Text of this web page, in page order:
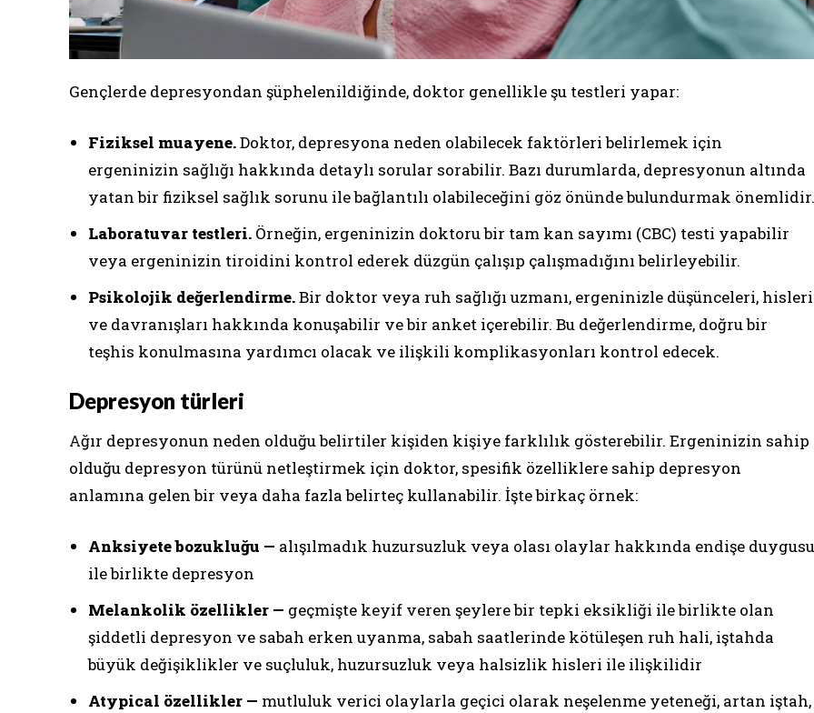
Gençlerde depresyondan şüphelenildiğinde, doktor genellikle şu testleri yapar:
Fiziksel muayene.Doktor, depresyona neden olabilecek faktörleri belirlemek için
ergeninizin sağlığı hakkında detaylı sorular sorabilir. Bazı durumlarda, depresyonun altında
yatan bir fiziksel sağlık sorunu ile bağlantılı olabileceğini göz önünde bulundurmak önemlidir.
Laboratuvar testleri. Örneğin, ergeninizin doktoru bir tam kan sayımı (CBC) testi yapabilir
veya ergeninizin tiroidini kontrol ederek düzgün çalışıp çalışmadığını belirleyebilir.
Psikolojik değerlendirme.Bir doktor veya ruh sağlığı uzmanı, ergeninizle düşünceleri, hisleri
ve davranışları hakkında konuşabilir ve bir anket içerebilir. Bu değerlendirme, doğru bir
teşhis konulmasına yardımcı olacak ve ilişkili komplikasyonları kontrol edecek.
Depresyon türleri
Ağır depresyonun neden olduğu belirtiler kişiden kişiye farklılık gösterebilir. Ergeninizin sahip
olduğu depresyon türünü netleştirmek için doktor, spesifik özelliklere sahip depresyon
anlamına gelen bir veya daha fazla belirteç kullanabilir. İşte birkaç örnek:
Anksiyete bozukluğu — alışılmadık huzursuzluk veya olası olaylar hakkında endişe duygusu
ile birlikte depresyon
Melankolik özellikler — geçmişte keyif veren şeylere bir tepki eksikliği ile birlikte olan
şiddetli depresyon ve sabah erken uyanma, sabah saatlerinde kötüleşen ruh hali, iştahda
büyük değişiklikler ve suçluluk, huzursuzluk veya halsizlik hisleri ile ilişkilidir
Atypical özellikler — mutluluk verici olaylarla geçici olarak neşelenme yeteneği, artan iştah,